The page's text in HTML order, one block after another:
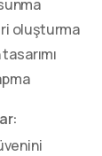
oluşturma